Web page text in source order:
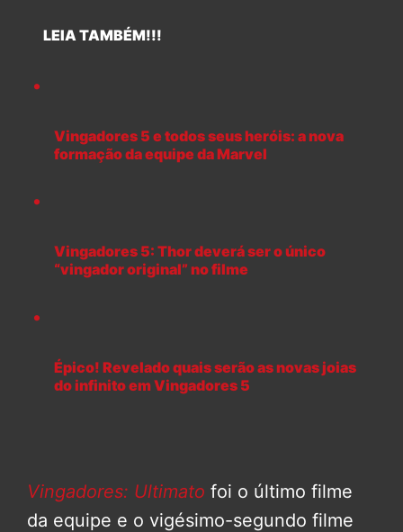
LEIA TAMBÉM!!!
Vingadores 5 e todos seus heróis: a nova
formação da equipe da Marvel
Vingadores 5: Thor deverá ser o único
“vingador original” no filme
Épico! Revelado quais serão as novas joias
do infinito em Vingadores 5
Vingadores: Ultimato foi o último filme
da equipe e o vigésimo-segundo filme